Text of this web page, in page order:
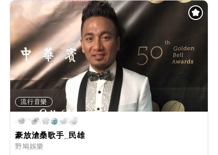
流行音樂
豪放滄桑歌手_民雄
野鳩娛樂